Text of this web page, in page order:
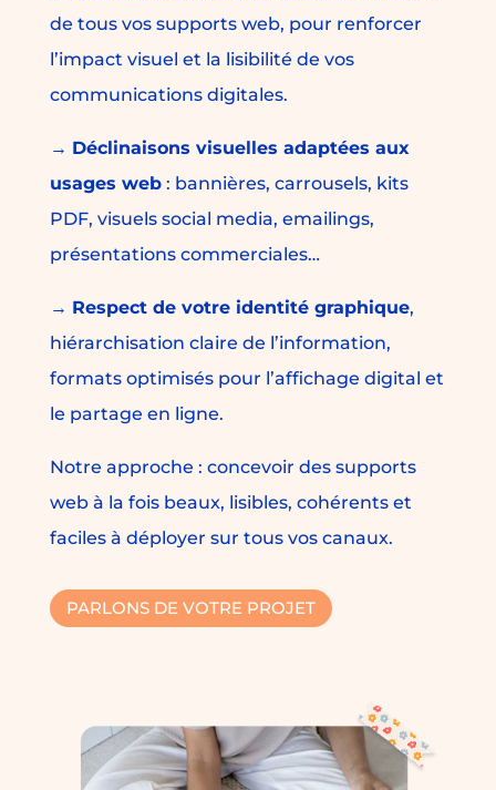
de tous vos supports web, pour renforcer
l’impact visuel et la lisibilité de vos
communications digitales.
→ Déclinaisons visuelles adaptées aux
usages web: bannières, carrousels, kits
PDF, visuels social media, emailings,
présentations commerciales…
→ Respect de votre identité graphique,
hiérarchisation claire de l’information,
formats optimisés pour l’affichage digital et
le partage en ligne.
Notre approche : concevoir des supports
web à la fois beaux, lisibles, cohérents et
faciles à déployer sur tous vos canaux.
PARLONS DE VOTRE PROJET